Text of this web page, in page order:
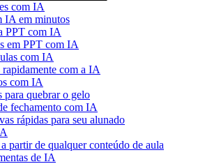
com IA
IA em minutos
PPT com IA
em PPT com IA
com IA
rapidamente com a IA
com IA
para quebrar o gelo
fechamento com IA
rápidas para seu alunado
partir de qualquer conteúdo de aula
de IA